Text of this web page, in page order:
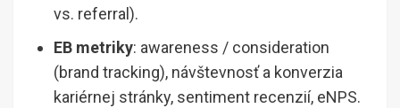
vs. referral).
EB metriky: awareness / consideration
(brand tracking), návštevnosť a konverzia
kariérnej stránky, sentiment recenzií, eNPS.